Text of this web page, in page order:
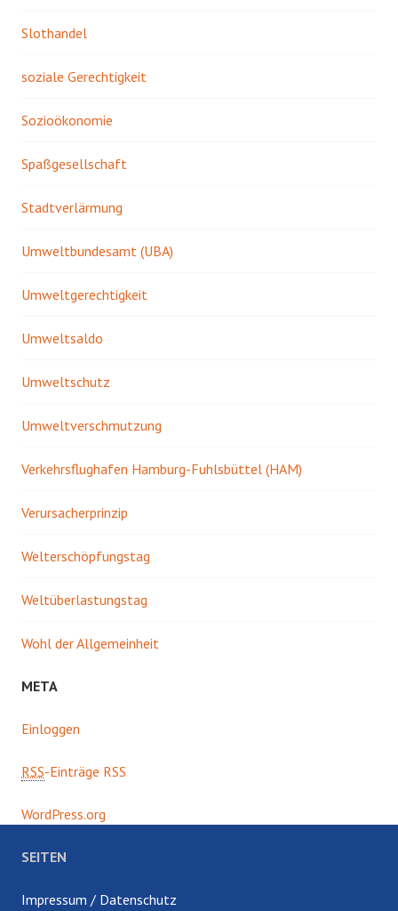
Slothandel
soziale Gerechtigkeit
Sozioökonomie
Spaßgesellschaft
Stadtverlärmung
Umweltbundesamt (UBA)
Umweltgerechtigkeit
Umweltsaldo
Umweltschutz
Umweltverschmutzung
Verkehrsflughafen Hamburg-Fuhlsbüttel (HAM)
Verursacherprinzip
Welterschöpfungstag
Weltüberlastungstag
Wohl der Allgemeinheit
META
Einloggen
RSS-Einträge RSS
WordPress.org
SEITEN
Impressum / Datenschutz